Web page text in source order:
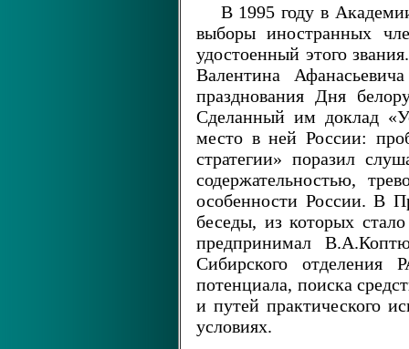
В 1995 году в
выборы иностранных
удостоенный этого
Валентина
празднования Дня
Сделанный им доклад
место в ней России:
стратегии» поразил
содержательностью,
особенности России. В
беседы, из которых
предпринимал
Сибирского отделения
потенциала, поиска
и путей практического
условиях.